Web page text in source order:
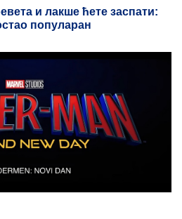
и лакше ћете заспати:
популаран